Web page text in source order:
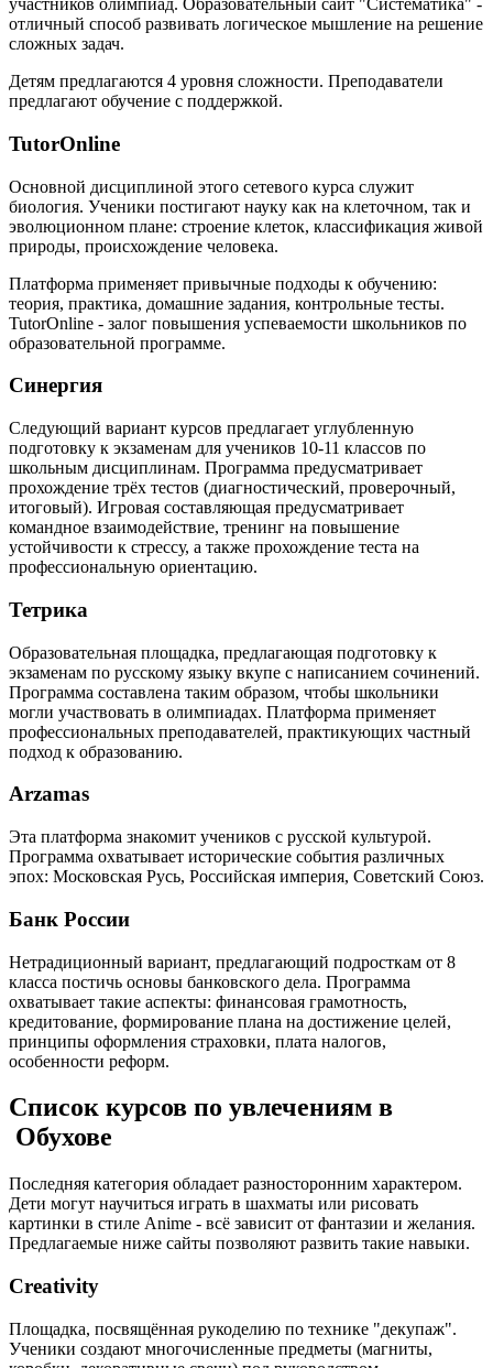
участников олимпиад. Образовательный сайт "Систематика" -
отличный способ развивать логическое мышление на решение
сложных задач.
Детям предлагаются 4 уровня сложности. Преподаватели
предлагают обучение с поддержкой.
TutorOnline
Основной дисциплиной этого сетевого курса служит
биология. Ученики постигают науку как на клеточном, так и
эволюционном плане: строение клеток, классификация живой
природы, происхождение человека.
Платформа применяет привычные подходы к обучению:
теория, практика, домашние задания, контрольные тесты.
TutorOnline - залог повышения успеваемости школьников по
образовательной программе.
Синергия
Следующий вариант курсов предлагает углубленную
подготовку к экзаменам для учеников 10-11 классов по
школьным дисциплинам. Программа предусматривает
прохождение трёх тестов (диагностический, проверочный,
итоговый). Игровая составляющая предусматривает
командное взаимодействие, тренинг на повышение
устойчивости к стрессу, а также прохождение теста на
профессиональную ориентацию.
Тетрика
Образовательная площадка, предлагающая подготовку к
экзаменам по русскому языку вкупе с написанием сочинений.
Программа составлена таким образом, чтобы школьники
могли участвовать в олимпиадах. Платформа применяет
профессиональных преподавателей, практикующих частный
подход к образованию.
Arzamas
Эта платформа знакомит учеников с русской культурой.
Программа охватывает исторические события различных
эпох: Московская Русь, Российская империя, Советский Союз.
Банк России
Нетрадиционный вариант, предлагающий подросткам от 8
класса постичь основы банковского дела. Программа
охватывает такие аспекты: финансовая грамотность,
кредитование, формирование плана на достижение целей,
принципы оформления страховки, плата налогов,
особенности реформ.
Список курсов по увлечениям в
Обухове
Последняя категория обладает разносторонним характером.
Дети могут научиться играть в шахматы или рисовать
картинки в стиле Anime - всё зависит от фантазии и желания.
Предлагаемые ниже сайты позволяют развить такие навыки.
Creativity
Площадка, посвящённая рукоделию по технике "декупаж".
Ученики создают многочисленные предметы (магниты,